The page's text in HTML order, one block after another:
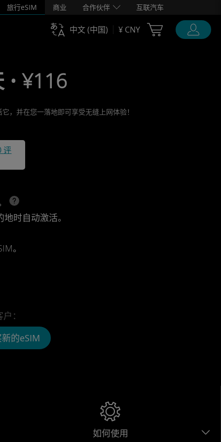
旅行eSIM 商业 合作伙伴 互联汽车
中文 (中国) ¥ CNY Cart Ubigi
• ¥116
，并在您一落地即可享受无缝上网体验！
评
时自动激活。
。
：
的eSIM
如何使用